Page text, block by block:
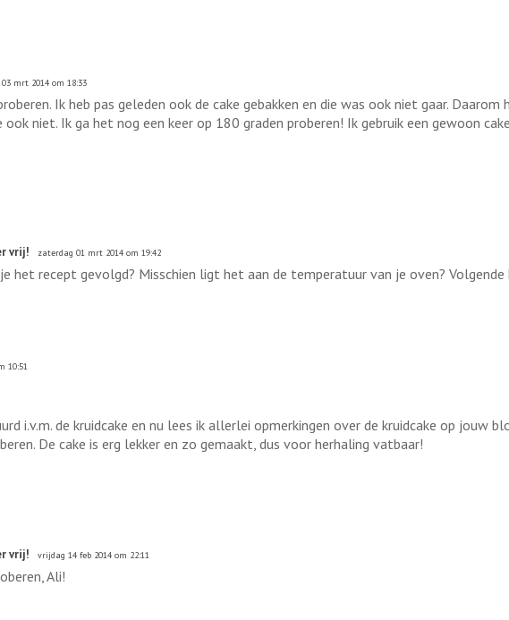
mrt 2014 om 18:33
Ik heb pas geleden ook de cake gebakken en die was ook niet gaar.
niet. Ik ga het nog een keer op 180 graden proberen! Ik gebruik een gewoon
vrij! zaterdag 01 mrt 2014 om 19:42
het recept gevolgd? Misschien ligt het aan de temperatuur van je oven? Volgende
10:51
i.v.m. de kruidcake en nu lees ik allerlei opmerkingen over de kruidcake op jouw
De cake is erg lekker en zo gemaakt, dus voor herhaling vatbaar!
vrij! vrijdag 14 feb 2014 om 22:11
Ali!